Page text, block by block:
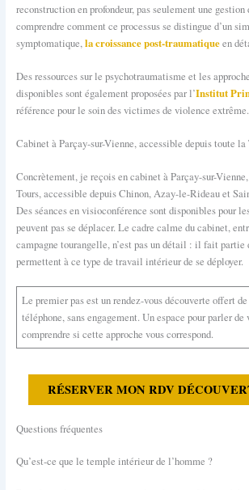
reconstruction en profondeur, pas seulement une gestion
comprendre comment ce processus se distingue d’un
symptomatique,la croissance post-traumatiqueen
Des ressources sur le psychotraumatisme et les
disponibles sont également proposées par l’Institut
référence pour le soin des victimes de violence extrême.
Cabinet à Parçay-sur-Vienne, accessible depuis toute la
Concrètement, je reçois en cabinet à Parçay-sur-
Tours, accessible depuis Chinon, Azay-le-Rideau et
Des séances en visioconférence sont disponibles pour
peuvent pas se déplacer. Le cadre calme du cabinet,
campagne tourangelle, n’est pas un détail : il fait partie
permettent à ce type de travail intérieur de se déployer.
Le premier pas est un rendez-vous découverte offert
téléphone, sans engagement. Un espace pour parler
comprendre si cette approche vous correspond.
RÉSERVER MON RDV
Questions fréquentes
Qu’est-ce que le temple intérieur de l’homme ?